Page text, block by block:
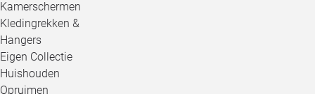
Kamerschermen
Kledingrekken &
Hangers
Eigen Collectie
Huishouden
Opruimen